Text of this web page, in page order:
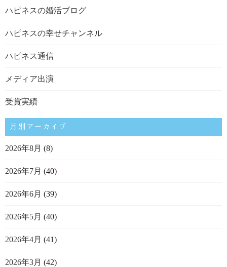
ハピネスの婚活ブログ
ハピネスの幸せチャンネル
ハピネス通信
メディア出演
受賞実績
月別アーカイブ
2026年8月 (8)
2026年7月 (40)
2026年6月 (39)
2026年5月 (40)
2026年4月 (41)
2026年3月 (42)